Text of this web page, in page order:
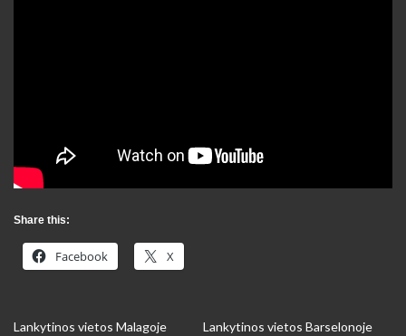
Share this:
Facebook X
Lankytinos vietos Malagoje Lankytinos vietos Barselonoje